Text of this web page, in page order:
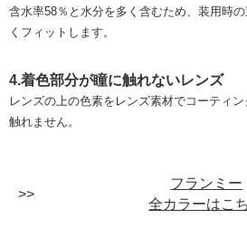
含水率58％と水分を多く含むため、装用時
くフィットします。
4.着色部分が瞳に触れないレンズ
レンズの上の色素をレンズ素材でコーティ
触れません。
フランミー
全カラーはこ